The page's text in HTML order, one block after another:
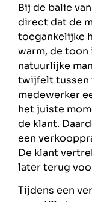
Bij de balie
direct dat de
toegankelijke
warm, de
natuurlijke
twijfelt tussen
medewerker
het juiste
de klant.
een
De klant
later terug
Tijdens een